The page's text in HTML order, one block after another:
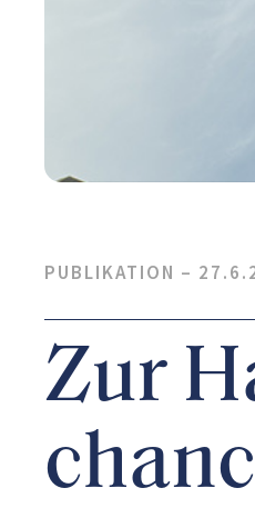
PUBLIKATION –
Zur